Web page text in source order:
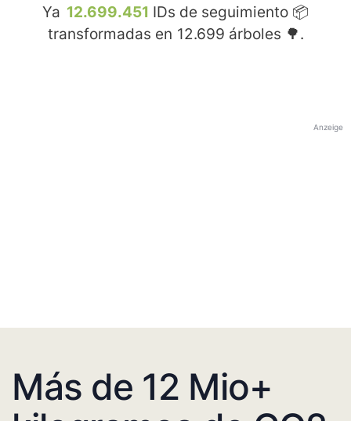
Ya 12.699.451 IDs de seguimiento 📦
transformadas en 12.699 árboles 🌳.
Anzeige
Más de 12 Mio+